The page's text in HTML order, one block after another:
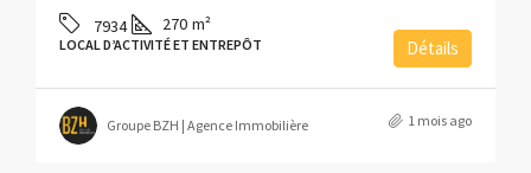
7934 270 m²
LOCAL D’ACTIVITÉ ET ENTREPÔT Détails
Groupe BZH | Agence Immobilière 1 mois ago